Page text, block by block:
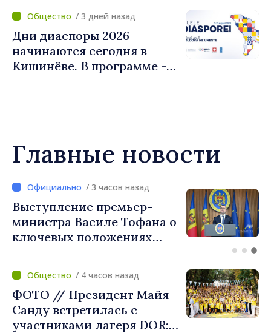
направлении выезда из
Республики Молдова
/ 3 дней назад
Дни диаспоры 2026
начинаются сегодня в
Кишинёве. В программе -
Главные новости
/ 2 часов назад
DOC // Закон о
ратификации Конвенции о
создании Международной
рассмотрению претензий
для Украины опубликован
в Monitorul Oficial
/ 4 часов назад
ФОТО // Президент Майя
Санду встретилась с
участниками лагеря DOR: